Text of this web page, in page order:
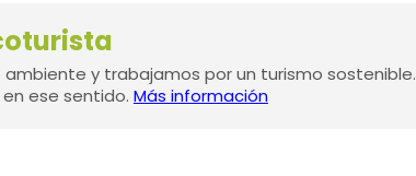
y trabajamos por un turismo sostenible.
ese sentido. Más información